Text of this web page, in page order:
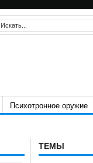
Психотронное оружие
ТЕМЫ